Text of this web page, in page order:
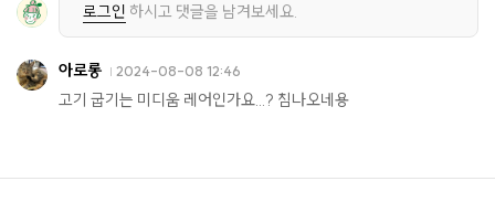
로그인 하시고 댓글을 남겨보세요.
아로롱 2024-08-08 12:46
고기 굽기는 미디움 레어인가요...? 침나오네용